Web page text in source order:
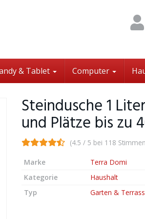
& Tablet Computer
Steindusche 1
und Plätze bis zu
(4.5 / 5 bei 118
Marke
Terra Domi
Kategorie
Haushalt
Typ
Garten &